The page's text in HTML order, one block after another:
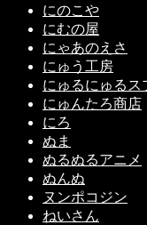
にのこや
にむの屋
にゃあのえさ
にゅう工房
にゅるにゅるス
にゅんたろ商店
にろ
ぬま
ぬるぬるアニメ
ぬんぬ
ヌンポコジン
ねいさん